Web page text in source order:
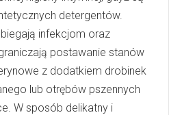
detergentów.
infekcjom oraz
postawanie stanów
z dodatkiem drobinek
lub otrębów pszennych
W sposób delikatny i